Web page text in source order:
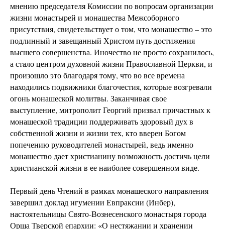
мнению председателя Комиссии по вопросам организации
жизни монастырей и монашества Межсоборного
присутствия, свидетельствует о том, что монашество – это
подлинный и завещанный Христом путь достижения
высшего совершенства. Иночество не просто сохранилось,
а стало центром духовной жизни Православной Церкви, и
произошло это благодаря тому, что во все времена
находились подвижники благочестия, которые возгревали
огонь монашеской молитвы. Заканчивая свое
выступление, митрополит Георгий призвал причастных к
монашеской традиции поддерживать здоровый дух в
собственной жизни и жизни тех, кто вверен Богом
попечению руководителей монастырей, ведь именно
монашество дает христианину возможность достичь цели
христианской жизни в ее наиболее совершенном виде.
Первый день Чтений в рамках монашеского направления
завершил доклад игумении Евпраксии (Инбер),
настоятельницы Свято-Вознесенского монастыря города
Орша Тверской епархии: «О нестяжании и хранении